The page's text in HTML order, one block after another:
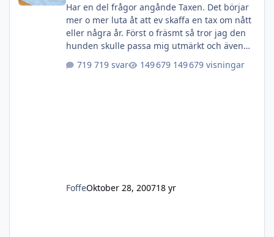
Har en del frågor angånde Taxen. Det börjar
mer o mer luta åt att ev skaffa en tax om nått
eller några år. Först o fräsmt så tror jag den
hunden skulle passa mig utmärkt och även
är även öppen för övriga diskutioner om
719 svar 149 679 visningar
FoffeOktober 28, 200718 yr